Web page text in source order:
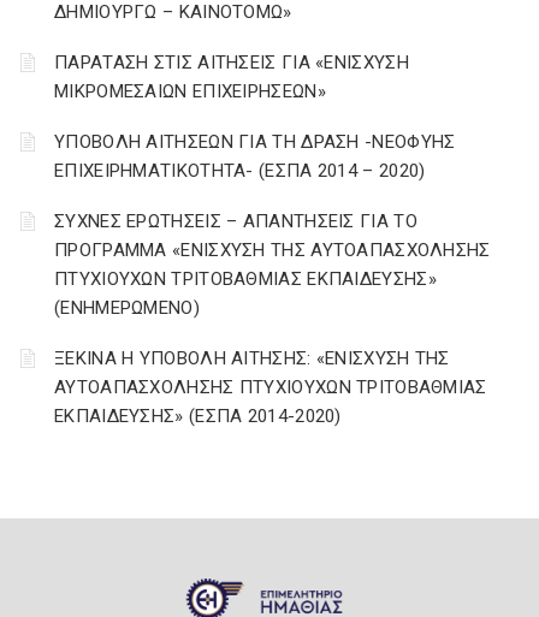
ΔΗΜΙΟΥΡΓΩ – ΚΑΙΝΟΤΟΜΩ»
ΠΑΡΑΤΑΣΗ ΣΤΙΣ ΑΙΤΗΣΕΙΣ ΓΙΑ «ΕΝΙΣΧΥΣΗ
ΜΙΚΡΟΜΕΣΑΙΩΝ ΕΠΙΧΕΙΡΗΣΕΩΝ»
ΥΠΟΒΟΛΗ ΑΙΤΗΣΕΩΝ ΓΙΑ ΤΗ ΔΡΑΣΗ -ΝΕΟΦΥΗΣ
ΕΠΙΧΕΙΡΗΜΑΤΙΚΟΤΗΤΑ- (ΕΣΠΑ 2014 – 2020)
ΣΥΧΝΕΣ ΕΡΩΤΗΣΕΙΣ – ΑΠΑΝΤΗΣΕΙΣ ΓΙΑ ΤΟ
ΠΡΟΓΡΑΜΜΑ «ΕΝΙΣΧΥΣΗ ΤΗΣ ΑΥΤΟΑΠΑΣΧΟΛΗΣΗΣ
ΠΤΥΧΙΟΥΧΩΝ ΤΡΙΤΟΒΑΘΜΙΑΣ ΕΚΠΑΙΔΕΥΣΗΣ»
(ΕΝΗΜΕΡΩΜΕΝΟ)
ΞΕΚΙΝΑ Η ΥΠΟΒΟΛΗ ΑΙΤΗΣΗΣ: «ΕΝΙΣΧΥΣΗ ΤΗΣ
ΑΥΤΟΑΠΑΣΧΟΛΗΣΗΣ ΠΤΥΧΙΟΥΧΩΝ ΤΡΙΤΟΒΑΘΜΙΑΣ
ΕΚΠΑΙΔΕΥΣΗΣ» (ΕΣΠΑ 2014-2020)